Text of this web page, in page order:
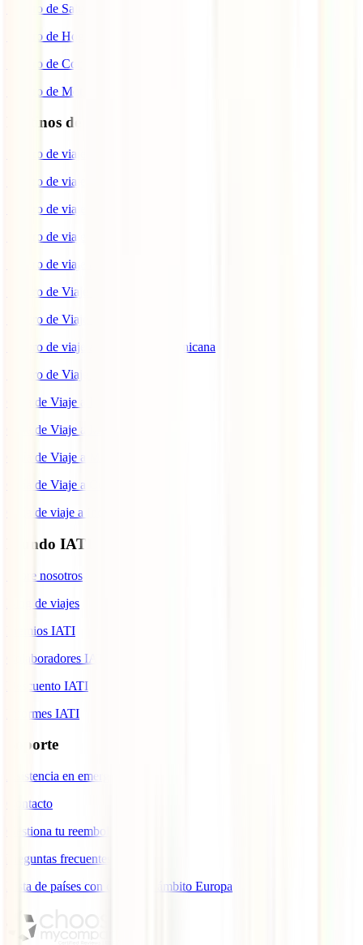
Seguro de Salud
Seguro de Hogar
Seguro de Coche
Seguro de Moto
Destinos de interés
Seguro de viaje a EEUU
Seguro de viaje a Indonesia
Seguro de viaje a Marruecos
Seguro de viaje a Reino Unido
Seguro de viaje a México
Seguro de Viaje a Tailandia
Seguro de Viaje a China
Seguro de viaje a República Dominicana
Seguro de Viaje a Colombia
Guía de Viaje a Estados Unidos
Guía de Viaje a México
Guía de Viaje a Marruecos
Guía de Viaje a Cuba
Guía de viaje a Indonesia
Mundo IATI
Sobre nosotros
Blog de viajes
Premios IATI
Colaboradores IATI
Descuento IATI
Informes IATI
Soporte
Asistencia en emergencias
Contacto
Gestiona tu reembolso
Preguntas frecuentes
Lista de países con cobertura ámbito Europa